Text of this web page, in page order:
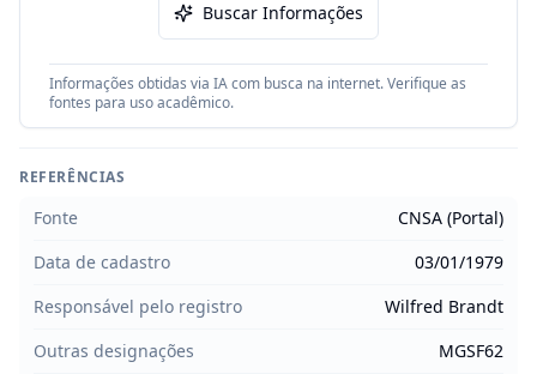
Buscar Informações
Informações obtidas via IA com busca na internet. Verifique as
fontes para uso acadêmico.
REFERÊNCIAS
Fonte
CNSA (Portal)
Data de cadastro
03/01/1979
Responsável pelo registro
Wilfred Brandt
Outras designações
MGSF62